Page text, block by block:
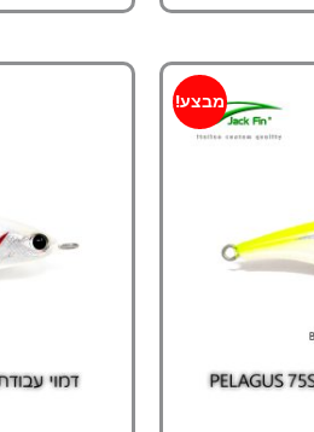
מבצע!